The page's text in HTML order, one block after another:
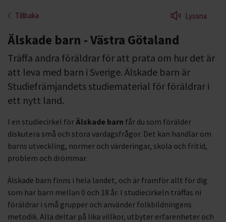
Tillbaka Lyssna
Älskade barn - Västra Götaland
Träffa andra föräldrar för att prata om hur det är
att leva med barn i Sverige. Älskade barn är
Studiefrämjandets studiematerial för föräldrar i
ett nytt land.
I en studiecirkel förÄlskade barn får du som förälder
diskutera små och stora vardagsfrågor. Det kan handlar om
barns utveckling, normer och värderingar, skola och fritid,
problem och drömmar.
Älskade barn finns i hela landet, och är framför allt för dig
som har barn mellan 0 och 18 år. I studiecirkeln träffas ni
föräldrar i små grupper och använder folkbildningens
metodik. Alla deltar på lika villkor, utbyter erfarenheter och